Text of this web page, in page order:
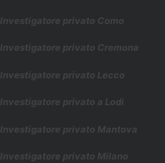
Investigatore privato Como
Investigatore privato Cremona
Investigatore privato Lecco
Investigatore privato a Lodi
Investigatore privato Mantova
Investigatore privato Milano